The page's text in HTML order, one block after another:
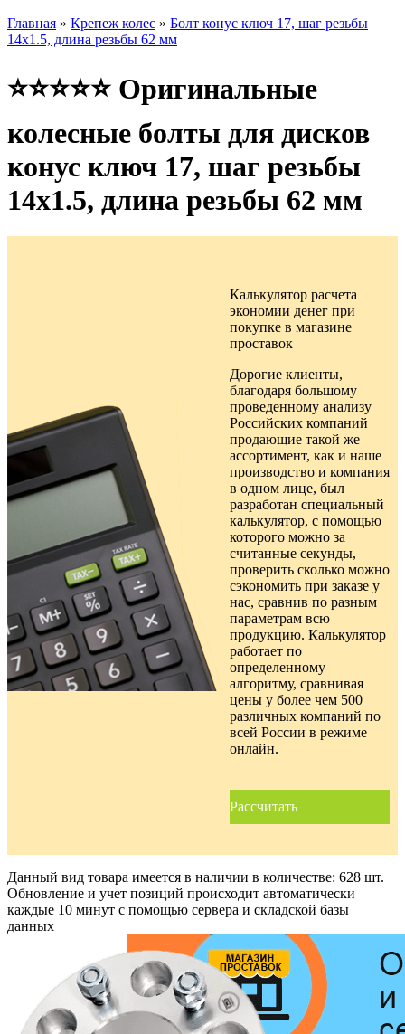
Главная » Крепеж колес » Болт конус ключ 17, шаг резьбы
14x1.5, длина резьбы 62 мм
⭐⭐⭐⭐⭐ Оригинальные
колесные болты для дисков
конус ключ 17, шаг резьбы
14x1.5, длина резьбы 62 мм
Калькулятор расчета
экономии денег при
покупке в магазине
проставок
Дорогие клиенты,
благодаря большому
проведенному анализу
Российских компаний
продающие такой же
ассортимент, как и наше
производство и компания
в одном лице, был
разработан специальный
калькулятор, с помощью
которого можно за
считанные секунды,
проверить сколько можно
сэкономить при заказе у
нас, сравнив по разным
параметрам всю
продукцию. Калькулятор
работает по
определенному
алгоритму, сравнивая
цены у более чем 500
различных компаний по
всей России в режиме
онлайн.
Рассчитать
Данный вид товара имеется в наличии в количестве: 628 шт.
Обновление и учет позиций происходит автоматически
каждые 10 минут с помощью сервера и складской базы
данных